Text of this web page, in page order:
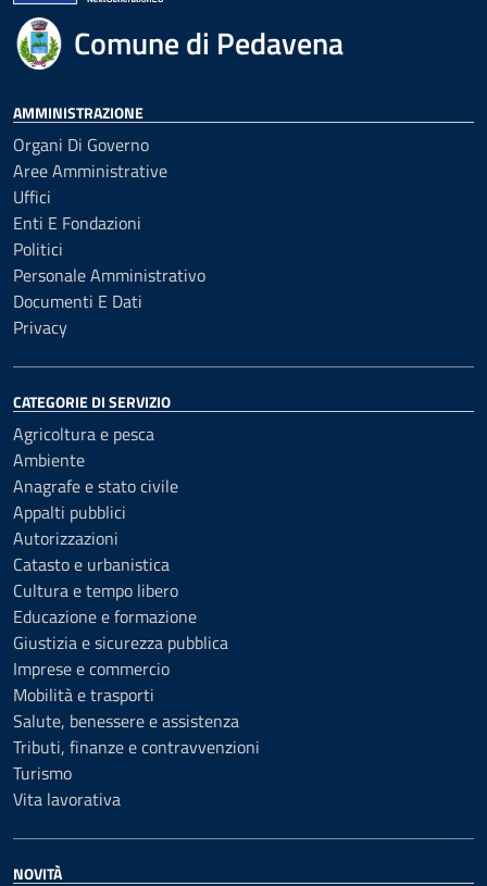
Comune di Pedavena
AMMINISTRAZIONE
Organi Di Governo
Aree Amministrative
Uffici
Enti E Fondazioni
Politici
Personale Amministrativo
Documenti E Dati
Privacy
CATEGORIE DI SERVIZIO
Agricoltura e pesca
Ambiente
Anagrafe e stato civile
Appalti pubblici
Autorizzazioni
Catasto e urbanistica
Cultura e tempo libero
Educazione e formazione
Giustizia e sicurezza pubblica
Imprese e commercio
Mobilità e trasporti
Salute, benessere e assistenza
Tributi, finanze e contravvenzioni
Turismo
Vita lavorativa
NOVITÀ